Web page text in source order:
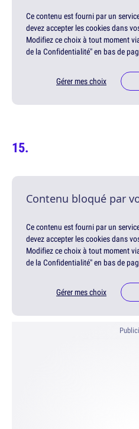
Ce contenu est fourni par un
devez accepter les cookies dans
Modifiez ce choix à tout moment
de la Confidentialité" en bas de
Gérer mes choix
Contenu bloqué par
Ce contenu est fourni par un
devez accepter les cookies dans
Modifiez ce choix à tout moment
de la Confidentialité" en bas de
Gérer mes choix